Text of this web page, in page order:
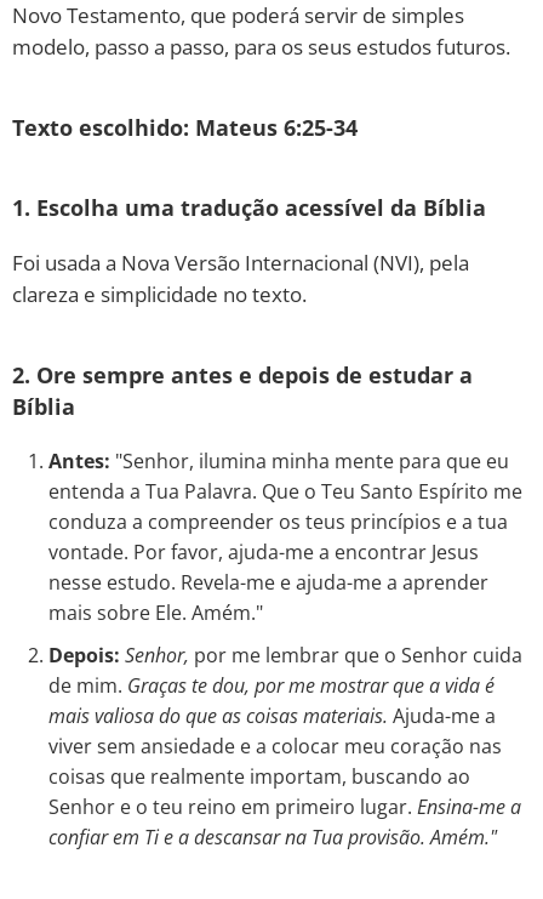
Novo Testamento, que poderá servir de simples
modelo, passo a passo, para os seus estudos futuros.
Texto escolhido: Mateus 6:25-34
1. Escolha uma tradução acessível da Bíblia
Foi usada a Nova Versão Internacional (NVI), pela
clareza e simplicidade no texto.
2. Ore sempre antes e depois de estudar a
Bíblia
Antes: "Senhor, ilumina minha mente para que eu
entenda a Tua Palavra. Que o Teu Santo Espírito me
conduza a compreender os teus princípios e a tua
vontade. Por favor, ajuda-me a encontrar Jesus
nesse estudo. Revela-me e ajuda-me a aprender
mais sobre Ele. Amém."
Depois: Senhor, por me lembrar que o Senhor cuida
de mim. Graças te dou, por me mostrar que a vida é
mais valiosa do que as coisas materiais. Ajuda-me a
viver sem ansiedade e a colocar meu coração nas
coisas que realmente importam, buscando ao
Senhor e o teu reino em primeiro lugar. Ensina-me a
confiar em Ti e a descansar na Tua provisão. Amém."